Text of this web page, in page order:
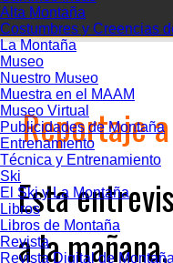
Alta Montaña
Costumbres y Creencias
La Montaña
Museo
Nuestro Museo
Muestra en el MAAM
Museo Virtual
Publicidades de Montaña
Entrenamiento
Técnica y Entrenamiento
Ski
El Ski y La Montaña
Libros
Libros de Montaña
Revista
Revista Digital de Montaña
VOLVER A
Reportaje
Esta
a la